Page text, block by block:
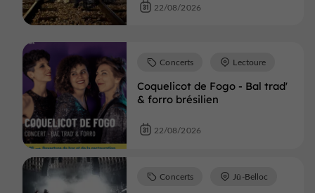
22/08/2026
Coquelicot de Fogo - Bal trad'
& forro brésilien
Concerts Lectoure
22/08/2026
Concerts Jû-Belloc